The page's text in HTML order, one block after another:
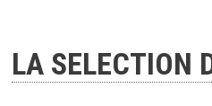
LA SELECTION